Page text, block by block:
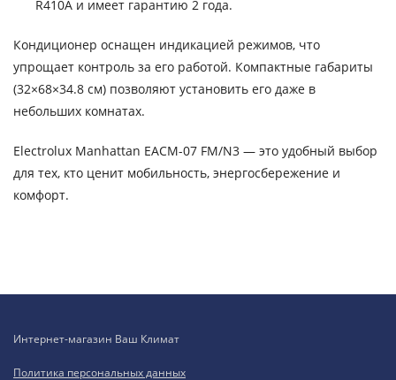
R410A и имеет гарантию 2 года.
Кондиционер оснащен индикацией режимов, что
упрощает контроль за его работой. Компактные габариты
(32×68×34.8 см) позволяют установить его даже в
небольших комнатах.
Electrolux Manhattan EACM-07 FM/N3 — это удобный выбор
для тех, кто ценит мобильность, энергосбережение и
комфорт.
Интернет-магазин Ваш Климат
Политика персональных данных